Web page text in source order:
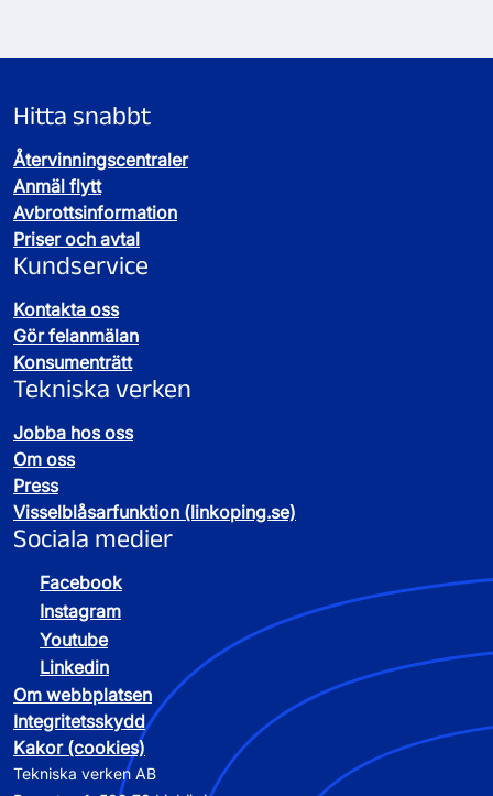
Hitta snabbt
Återvinningscentraler
Anmäl flytt
Avbrottsinformation
Priser och avtal
Kundservice
Kontakta oss
Gör felanmälan
Konsumenträtt
Tekniska verken
Jobba hos oss
Om oss
Press
Visselblåsarfunktion (linkoping.se)
Sociala medier
Facebook
Instagram
Youtube
Linkedin
Om webbplatsen
Integritetsskydd
Kakor (cookies)
Tekniska verken AB